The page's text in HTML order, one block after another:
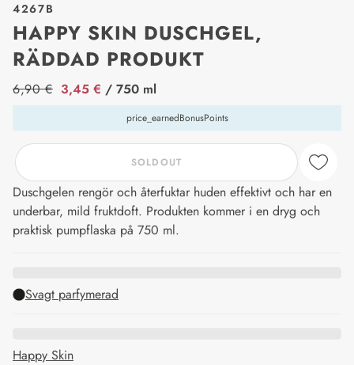
4267B
HAPPY SKIN DUSCHGEL,
RÄDDAD PRODUKT
price_label
6,90 € 3,45 € / 750 ml
price_earnedBonusPoints
SOLDOUT
Duschgelen rengör och återfuktar huden effektivt och har en
underbar, mild fruktdoft. Produkten kommer i en dryg och
praktisk pumpflaska på 750 ml.
Svagt parfymerad
Happy Skin